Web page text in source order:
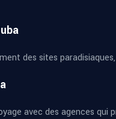
des sites
avec des agences qui